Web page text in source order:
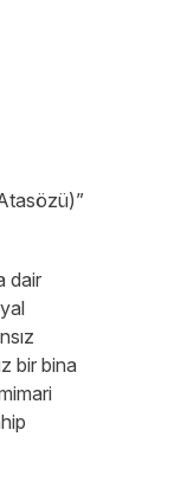
dair
bir bina